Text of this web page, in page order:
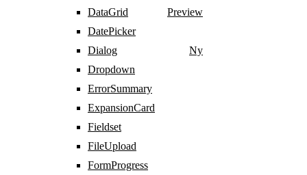
DataGrid
Preview
DatePicker
Dialog
Ny
Dropdown
ErrorSummary
ExpansionCard
Fieldset
FileUpload
FormProgress